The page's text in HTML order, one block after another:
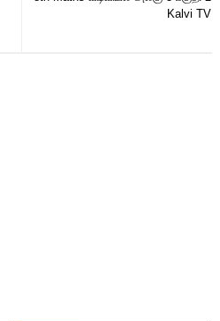
Kalvi TV